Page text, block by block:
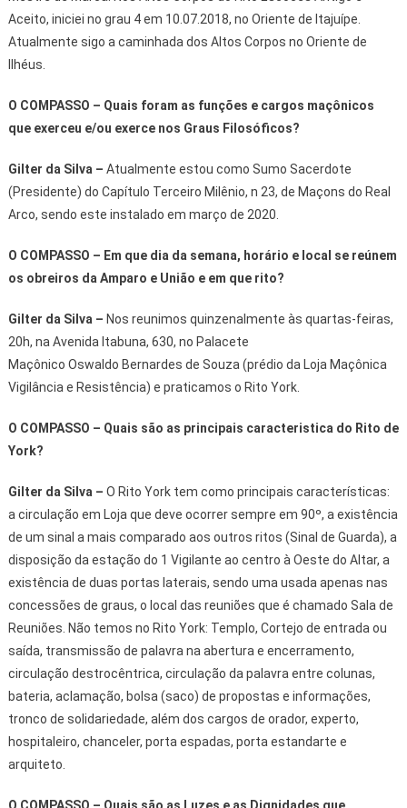
Aceito, iniciei no grau 4 em 10.07.2018, no Oriente de Itajuípe.
Atualmente sigo a caminhada dos Altos Corpos no Oriente de
Ilhéus.
O COMPASSO – Quais foram as funções e cargos maçônicos
que exerceu e/ou exerce nos Graus Filosóficos?
Gilter da Silva – Atualmente estou como Sumo Sacerdote
(Presidente) do Capítulo Terceiro Milênio, n 23, de Maçons do Real
Arco, sendo este instalado em março de 2020.
O COMPASSO – Em que dia da semana, horário e local se reúnem
os obreiros da Amparo e União e em que rito?
Gilter da Silva – Nos reunimos quinzenalmente às quartas-feiras,
20h, na Avenida Itabuna, 630, no Palacete
Maçônico Oswaldo Bernardes de Souza (prédio da Loja Maçônica
Vigilância e Resistência) e praticamos o Rito York.
O COMPASSO – Quais são as principais caracteristica do Rito de
York?
Gilter da Silva – O Rito York tem como principais características:
a circulação em Loja que deve ocorrer sempre em 90º, a existência
de um sinal a mais comparado aos outros ritos (Sinal de Guarda), a
disposição da estação do 1 Vigilante ao centro à Oeste do Altar, a
existência de duas portas laterais, sendo uma usada apenas nas
concessões de graus, o local das reuniões que é chamado Sala de
Reuniões. Não temos no Rito York: Templo, Cortejo de entrada ou
saída, transmissão de palavra na abertura e encerramento,
circulação destrocêntrica, circulação da palavra entre colunas,
bateria, aclamação, bolsa (saco) de propostas e informações,
tronco de solidariedade, além dos cargos de orador, experto,
hospitaleiro, chanceler, porta espadas, porta estandarte e
arquiteto.